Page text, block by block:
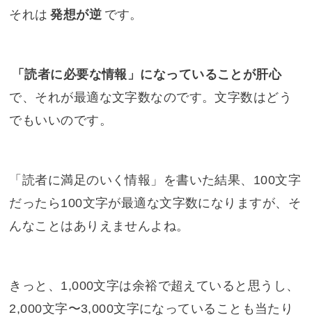
それは 発想が逆 です。
「読者に必要な情報」になっていることが肝心
で、それが最適な文字数なのです。文字数はどう
でもいいのです。
「読者に満足のいく情報」を書いた結果、100文字
だったら100文字が最適な文字数になりますが、そ
んなことはありえませんよね。
きっと、1,000文字は余裕で超えていると思うし、
2,000文字〜3,000文字になっていることも当たり